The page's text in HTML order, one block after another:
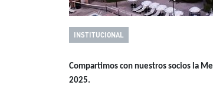
INSTITUCIONAL
Compartimos con nuestros socios la
2025.